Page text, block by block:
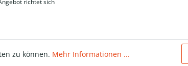
richtet sich
zu können. Mehr Informationen ...